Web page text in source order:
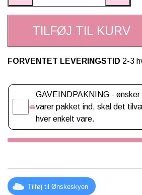
TILFØJ TIL KURV
FORVENTET LEVERINGSTID 2-3
GAVEINDPAKNING - ønsker
varer pakket ind, skal det
hver enkelt vare.
Tilføj til Ønskeskyen